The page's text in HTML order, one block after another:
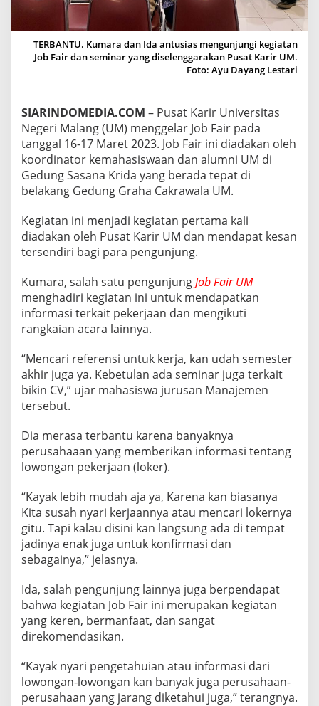
U
N
J
U
N
R
L
E
H
I
N
F
R
M
A
P
E
K
A
A
N
TERBANTU. Kumara dan Ida antusias mengunjungi kegiatan
Job Fair dan seminar yang diselenggarakan Pusat Karir UM.
Foto: Ayu Dayang Lestari
SIARINDOMEDIA.COM – Pusat Karir Universitas
Negeri Malang (UM) menggelar Job Fair pada
tanggal 16-17 Maret 2023. Job Fair ini diadakan oleh
koordinator kemahasiswaan dan alumni UM di
Gedung Sasana Krida yang berada tepat di
belakang Gedung Graha Cakrawala UM.
Kegiatan ini menjadi kegiatan pertama kali
diadakan oleh Pusat Karir UM dan mendapat kesan
tersendiri bagi para pengunjung.
Kumara, salah satu pengunjungJob Fair UM
menghadiri kegiatan ini untuk mendapatkan
informasi terkait pekerjaan dan mengikuti
rangkaian acara lainnya.
“Mencari referensi untuk kerja, kan udah semester
akhir juga ya. Kebetulan ada seminar juga terkait
bikin CV,” ujar mahasiswa jurusan Manajemen
tersebut.
Dia merasa terbantu karena banyaknya
perusahaaan yang memberikan informasi tentang
lowongan pekerjaan (loker).
“Kayak lebih mudah aja ya, Karena kan biasanya
Kita susah nyari kerjaannya atau mencari lokernya
gitu. Tapi kalau disini kan langsung ada di tempat
jadinya enak juga untuk konfirmasi dan
sebagainya,” jelasnya.
Ida, salah pengunjung lainnya juga berpendapat
bahwa kegiatan Job Fair ini merupakan kegiatan
yang keren, bermanfaat, dan sangat
direkomendasikan.
“Kayak nyari pengetahuian atau informasi dari
lowongan-lowongan kan banyak juga perusahaan-
perusahaan yang jarang diketahui juga,” terangnya.